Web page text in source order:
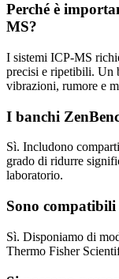
Perché è
MS?
I sistemi ICP-MS
precisi e ripetibili. Un
vibrazioni, rumore e
I banchi
Sì. Includono
grado di ridurre
laboratorio.
Sono
Sì. Disponiamo di
Thermo Fisher